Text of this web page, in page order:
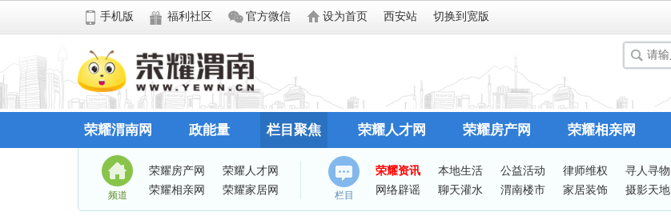
手机版 福利社区 官方微信 设为首页 西安站 切换到宽版
荣耀渭南网 政能量 栏目聚焦 荣耀人才网 荣耀房产网 荣耀相亲网
频道
荣耀房产网
荣耀人才网
荣耀相亲网
荣耀家居网 栏目
荣耀资讯 本地生活 公益活动 律师维权 寻人寻物
网络辟谣
聊天灌水 渭南楼市 家居装饰 摄影天地
谈婚论嫁
志愿服务 有问必答 站务处理